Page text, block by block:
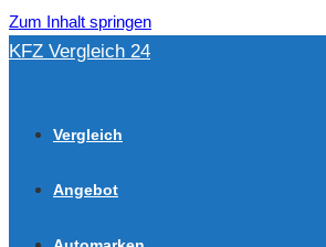
Zum Inhalt springen
KFZ Vergleich 24
Vergleich
Angebot